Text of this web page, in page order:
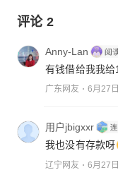
评论 2
Anny-Lan
有钱借给我我给
广东网友 6月27日
用户jbigxxr
我也没有存款呀
辽宁网友 6月27日